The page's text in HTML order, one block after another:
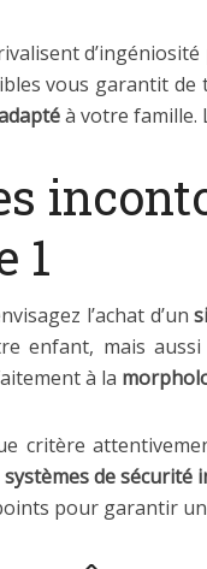
vous garantit de
à votre famille.
1
l’achat d’un
enfant, mais aussi
à la
critère
systèmes de sécurité
pour garantir